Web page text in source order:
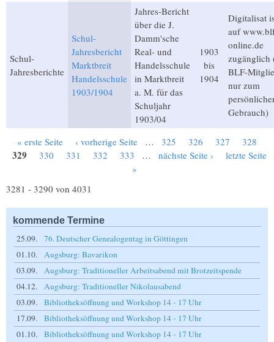
Schul-
Jahresberichte
Schul-
Jahresbericht
Marktbreit
Handelsschule
1903/1904
Jahres-Bericht
über die J.
Damm'sche
Real- und
Handelsschule
in Marktbreit
a. M. für das
Schuljahr
1903/04
1903
bis
1904
Digitalisat
auf
online.de
zugänglich
BLF-
nur zum
Gebrauch)
Seiten
« erste Seite ‹ vorherige Seite … 325 326 327 328
329 330 331 332 333 … nächste Seite ›
letzte Seite
»
3281 - 3290 von 4031
kommende Termine
25.09.
76. Deutscher Genealogentag in Göttingen
01.10.
Augsburg: Bavarikon
03.09.
Augsburg: Traditioneller Arbeitsabend mit Brotzeitspende
04.12.
Augsburg: Traditioneller Nikolausabend
03.09.
Bibliotheksöffnung und Workshop 14 - 17 Uhr
17.09.
Bibliotheksöffnung und Workshop 14 - 17 Uhr
01.10.
Bibliotheksöffnung und Workshop 14 - 17 Uhr